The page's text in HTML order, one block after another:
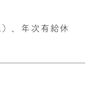
、年次有給休